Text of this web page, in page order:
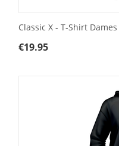
Classic X - T-Shirt Dames
€19.95